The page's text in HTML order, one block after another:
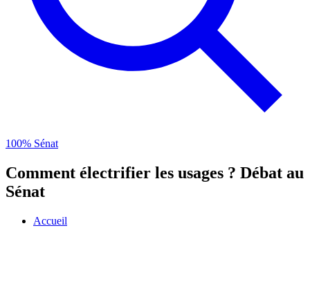
100% Sénat
Comment électrifier les usages ? Débat au
Sénat
Accueil